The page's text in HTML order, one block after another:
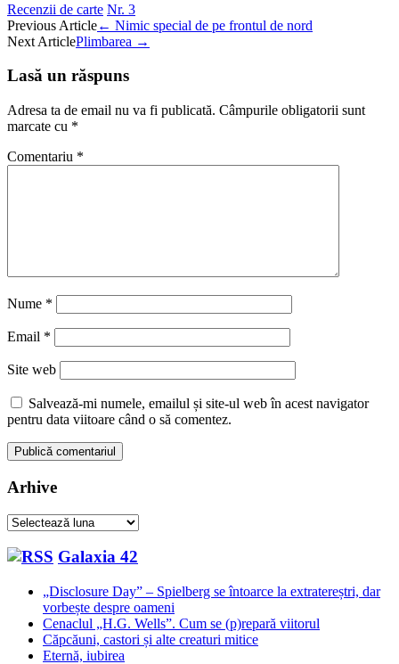
Recenzii de carte Nr. 3
Post
navigation
Previous Article← Nimic special de pe frontul de nord
Next ArticlePlimbarea →
Lasă un răspuns
Adresa ta de email nu va fi publicată. Câmpurile obligatorii sunt
marcate cu *
Comentariu *
Nume *
Email *
Site web
Salvează-mi numele, emailul și site-ul web în acest navigator
pentru data viitoare când o să comentez.
Arhive
Arhive
Galaxia 42
„Disclosure Day” – Spielberg se întoarce la extratereștri, dar
vorbește despre oameni
Cenaclul „H.G. Wells”. Cum se (p)repară viitorul
Căpcăuni, castori și alte creaturi mitice
Eternă, iubirea